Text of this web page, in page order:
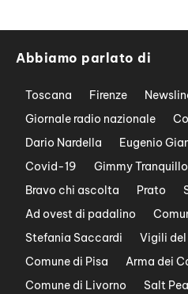
Abbiamo parlato di
Toscana Firenze
Giornale radio nazionale
Dario Nardella
Eugenio
Covid-19
Gimmy Tranquillo
Bravo chi ascolta
Prato
Ad ovest di padalino
Stefania Saccardi
Vigili
Comune di Pisa
Arma dei
Comune di Livorno
Salt